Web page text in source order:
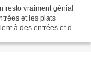
resto vraiment génial
et les plats
à des entrées et des